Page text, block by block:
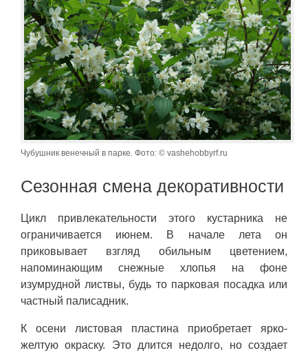
Чубушник венечный в парке. Фото: © vashehobbyrf.ru
Сезонная смена декоративности
Цикл привлекательности этого кустарника не
ограничивается июнем. В начале лета он
приковывает взгляд обильным цветением,
напоминающим снежные хлопья на фоне
изумрудной листвы, будь то парковая посадка или
частный палисадник.
К осени листовая пластина приобретает ярко-
желтую окраску. Это длится недолго, но создает